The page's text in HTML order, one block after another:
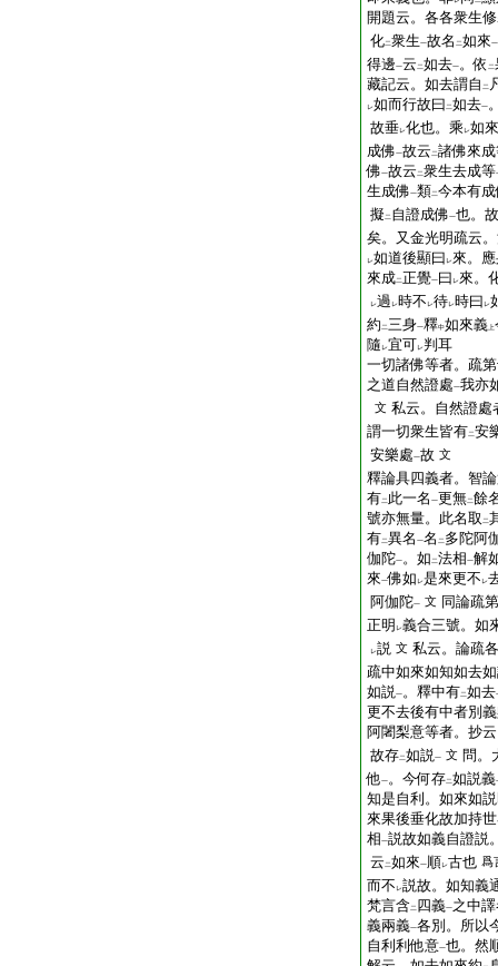
開題云。各各衆生修
化二衆生一故名 二如來一
得邊一云 二如去一。依 二
藏記云。如去謂自 二
レ如而行故曰 二如去一
故垂レ化也。乘 レ如
成佛一故云 二諸佛來
佛一故云 二衆生去成等
生成佛一類二今本有
擬 二 自證成佛一也。
矣。又金光明疏云
レ如道後顯曰 レ來。
來成二正覺一曰 レ來。
レ過 レ時不 レ待レ時曰 レ
約 二三身一釋中如來義 上
隨 レ宜可レ判耳
一切諸佛等者。疏
之道自然證處一我亦
文 私云。自然證處
謂一切衆生皆有二安
安樂處一故 文
釋論具四義者。智
有二 此一名 一更無二餘
號亦無量。此名取 二
有二異名 一名 二 多陀阿
伽陀一。如 二法相一解
來一佛如 レ是來更不 レ
阿伽陀一 文 同論疏
正明 レ義合三號。如
レ説 文 私云。論疏
疏中如來如知如去
如説一。釋中有二如去
更不去後有中者別
阿闍梨意等者。抄
故存二如説一 文 問。
他一。今何存二如説義
知是自利。如來如
來果後垂化故加持
相一説故如義自證説
云 二如來一順レ古也 爲
而不 レ説故。如知義
梵言含二 四義一之中
義兩義一各別。所以
自利利他意一也。然